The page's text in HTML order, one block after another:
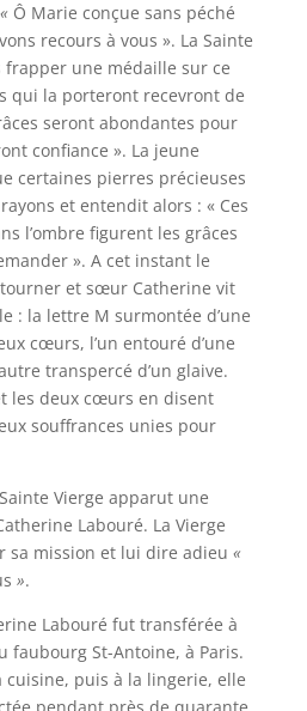
« Ô Marie conçue sans péché
recours à vous ». La Sainte
frapper une médaille sur ce
qui la porteront recevront de
seront abondantes pour
confiance ». La jeune
certaines pierres précieuses
et entendit alors : « Ces
l’ombre figurent les grâces
». A cet instant le
et sœur Catherine vit
: la lettre M surmontée d’une
cœurs, l’un entouré d’une
transpercé d’un glaive.
les deux cœurs en disent
souffrances unies pour
Vierge apparut une
Labouré. La Vierge
sa mission et lui dire adieu «
».
Labouré fut transférée à
faubourg St-Antoine, à Paris.
cuisine, puis à la lingerie, elle